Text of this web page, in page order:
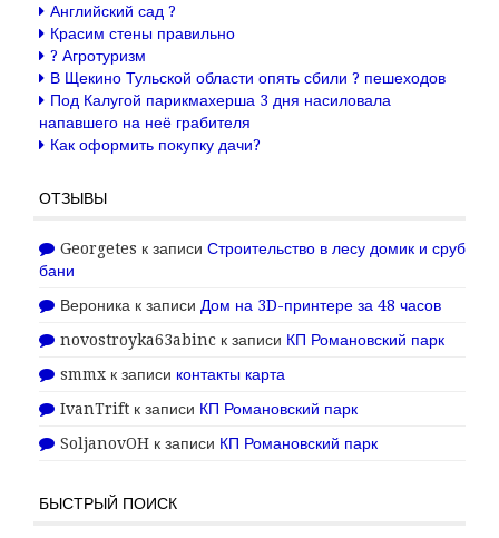
Английский сад ?
Красим стены правильно
? Агротуризм
В Щекино Тульской области опять сбили ? пешеходов
Под Калугой парикмахерша 3 дня насиловала
напавшего на неё грабителя
Как оформить покупку дачи?
ОТЗЫВЫ
Georgetes к записи Строительство в лесу домик и сруб
бани
Вероника к записи Дом на 3D-принтере за 48 часов
novostroyka63abinc к записи КП Романовский парк
smmx к записи контакты карта
IvanTrift к записи КП Романовский парк
SoljanovOH к записи КП Романовский парк
БЫСТРЫЙ ПОИСК